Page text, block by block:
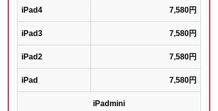
iPad4 7,580円
iPad3 7,580円
iPad2 7,580円
iPad 7,580円
iPadmini